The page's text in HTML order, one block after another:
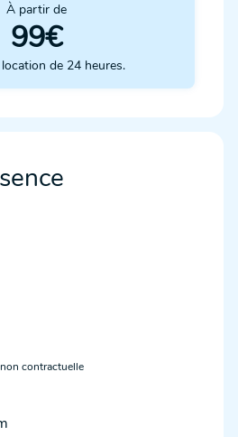
À partir de
99€
de 24 heures.
contractuelle